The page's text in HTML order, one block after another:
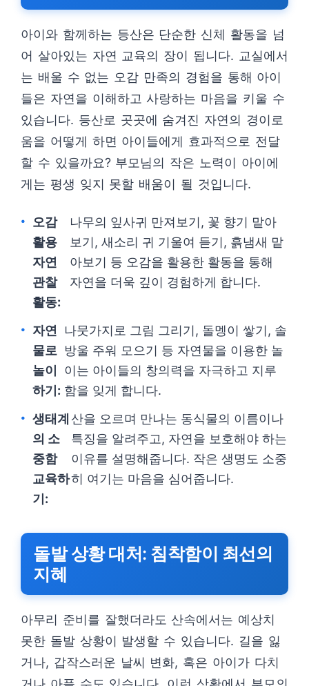
아이와 함께하는 등산은 단순한 신체 활동을 넘
어 살아있는 자연 교육의 장이 됩니다. 교실에서
는 배울 수 없는 오감 만족의 경험을 통해 아이
들은 자연을 이해하고 사랑하는 마음을 키울 수
있습니다. 등산로 곳곳에 숨겨진 자연의 경이로
움을 어떻게 하면 아이들에게 효과적으로 전달
할 수 있을까요? 부모님의 작은 노력이 아이에
게는 평생 잊지 못할 배움이 될 것입니다.
오감
활용
자연
관찰
활동:
나무의 잎사귀 만져보기, 꽃 향기 맡아
보기, 새소리 귀 기울여 듣기, 흙냄새 맡
아보기 등 오감을 활용한 활동을 통해
자연을 더욱 깊이 경험하게 합니다.
자연
물로
놀이
하기:
나뭇가지로 그림 그리기, 돌멩이 쌓기, 솔
방울 주워 모으기 등 자연물을 이용한 놀
이는 아이들의 창의력을 자극하고 지루
함을 잊게 합니다.
생태계
의 소
중함
교육하
기:
산을 오르며 만나는 동식물의 이름이나
특징을 알려주고, 자연을 보호해야 하는
이유를 설명해줍니다. 작은 생명도 소중
히 여기는 마음을 심어줍니다.
돌발 상황 대처: 침착함이 최선의
지혜
아무리 준비를 잘했더라도 산속에서는 예상치
못한 돌발 상황이 발생할 수 있습니다. 길을 잃
거나, 갑작스러운 날씨 변화, 혹은 아이가 다치